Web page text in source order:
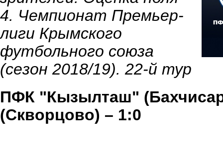
4. Чемпионат Премьер-
лиги Крымского
футбольного союза
(сезон 2018/19). 22-й тур
ПФК "Кызылташ"
(Скворцово) – 1:0